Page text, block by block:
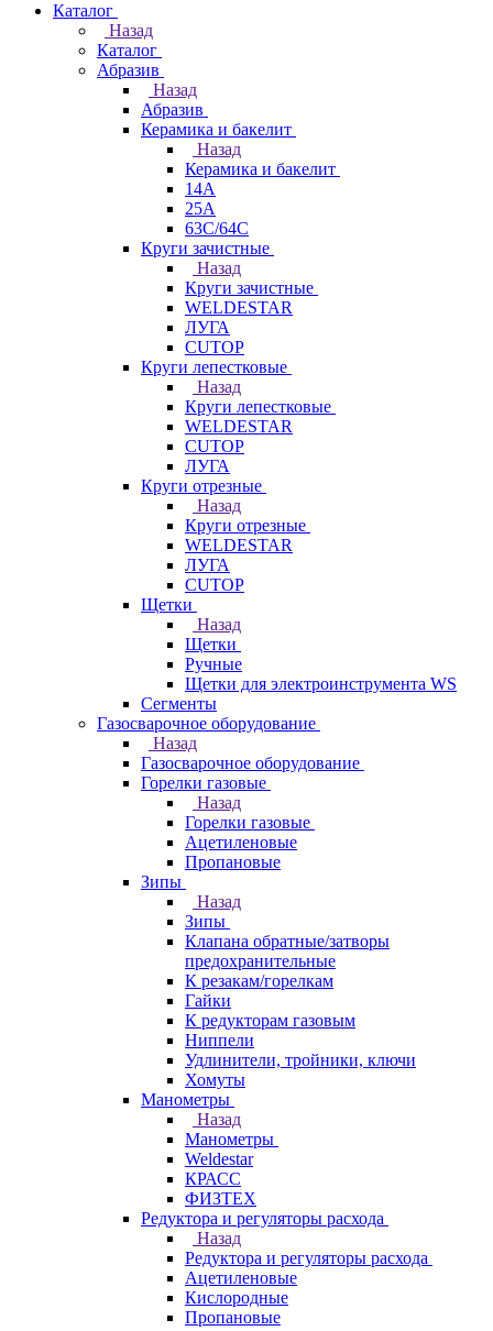
Каталог
Назад
Каталог
Абразив
Назад
Абразив
Керамика и бакелит
Назад
Керамика и бакелит
14А
25А
63С/64С
Круги зачистные
Назад
Круги зачистные
WELDESTAR
ЛУГА
CUTOP
Круги лепестковые
Назад
Круги лепестковые
WELDESTAR
CUTOP
ЛУГА
Круги отрезные
Назад
Круги отрезные
WELDESTAR
ЛУГА
CUTOP
Щетки
Назад
Щетки
Ручные
Щетки для электроинструмента WS
Сегменты
Газосварочное оборудование
Назад
Газосварочное оборудование
Горелки газовые
Назад
Горелки газовые
Ацетиленовые
Пропановые
Зипы
Назад
Зипы
Клапана обратные/затворы
предохранительные
К резакам/горелкам
Гайки
К редукторам газовым
Ниппели
Удлинители, тройники, ключи
Хомуты
Манометры
Назад
Манометры
Weldestar
КРАСС
ФИЗТЕХ
Редуктора и регуляторы расхода
Назад
Редуктора и регуляторы расхода
Ацетиленовые
Кислородные
Пропановые